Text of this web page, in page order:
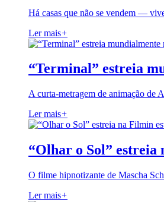
Há casas que não se vendem —
Ler mais+
“Terminal” estreia
A curta-metragem de animação de
Ler mais+
“Olhar o Sol”
O filme hipnotizante de Mascha
Ler mais+